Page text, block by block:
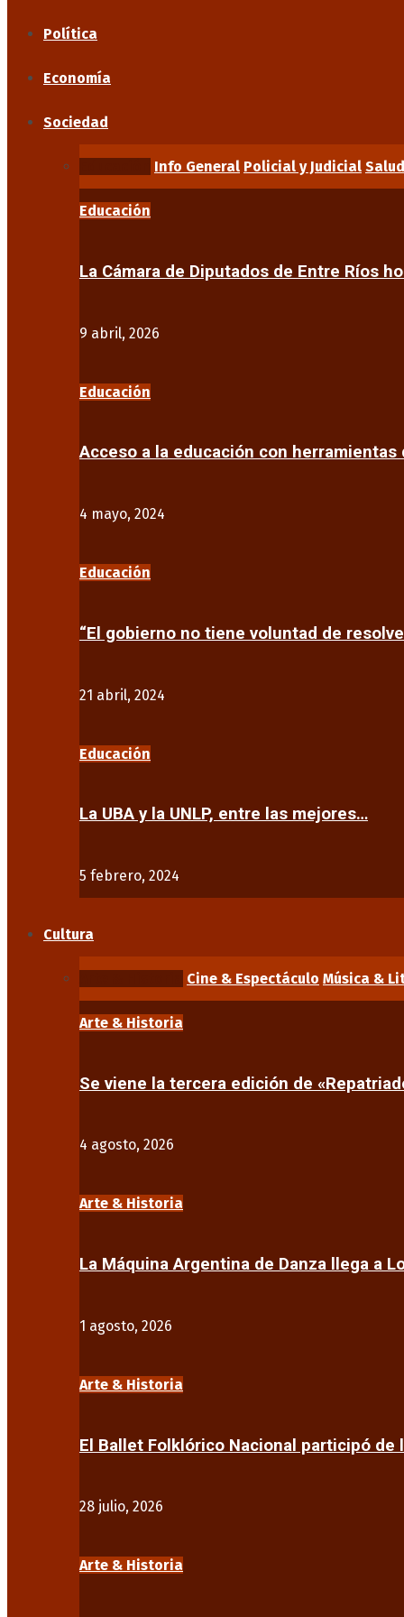
Política
Economía
Sociedad
Info General Policial y Judicial Salud
Educación
La Cámara de Diputados de Entre Ríos
9 abril, 2026
Educación
Acceso a la educación con
4 mayo, 2024
Educación
“El gobierno no tiene voluntad de
21 abril, 2024
Educación
La UBA y la UNLP, entre las mejores…
5 febrero, 2024
Cultura
Cine & Espectáculo Música &
Arte & Historia
Se viene la tercera edición de
4 agosto, 2026
Arte & Historia
La Máquina Argentina de Danza llega a
1 agosto, 2026
Arte & Historia
El Ballet Folklórico Nacional participó de
28 julio, 2026
Arte & Historia